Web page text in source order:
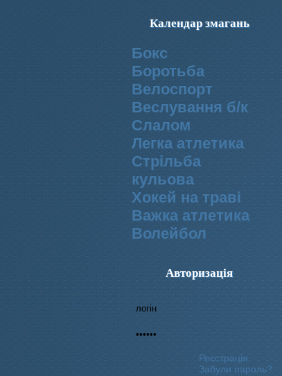
Календар змагань
Бокс
Боротьба
Велоспорт
Веслування б/к
Cлалом
Легка атлетика
Стрільба
кульова
Хокей на траві
Важка атлетика
Волейбол
Авторизація
Реєстрація
Забули пароль?